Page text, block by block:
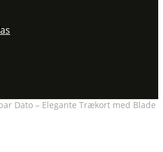
Dato – Elegante Trækort med Blade